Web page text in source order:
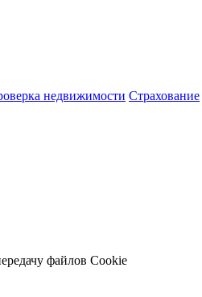
недвижимости Страхование
файлов Cookie